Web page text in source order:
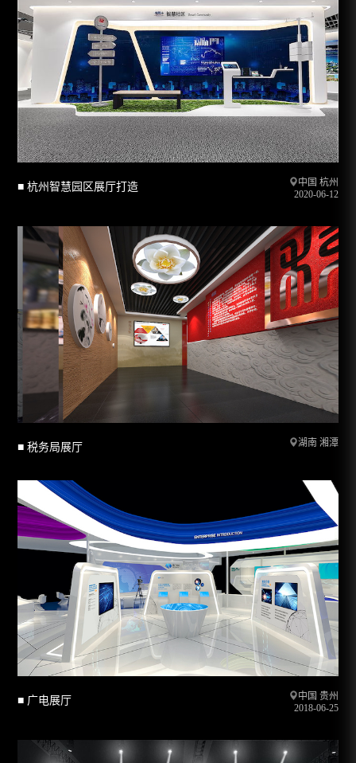
■ 杭州智慧园区展厅打造
中国 杭州
2020-06-12
■ 税务局展厅 湖南 湘潭
■ 广电展厅
中国 贵州
2018-06-25